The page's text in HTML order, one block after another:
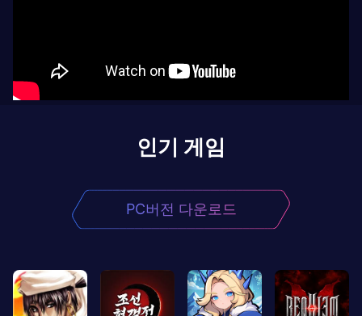
인기 게임
PC버전 다운로드